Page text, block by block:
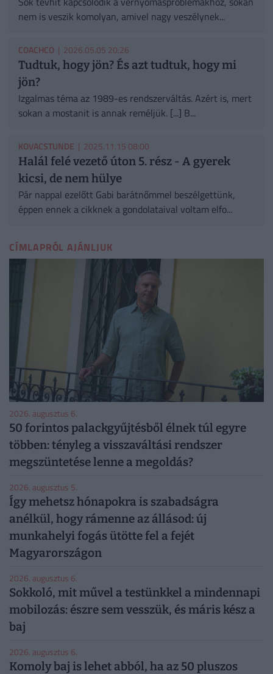
nem is veszik komolyan, amivel nagy veszélynek...
COACHCO | 2026.05.05 20:26
Tudtuk, hogy jön? És azt tudtuk, hogy mi
jön?
Izgalmas téma az 1989-es rendszerváltás. Azért is, mert
sokan a mostanit is annak reméljük. [...] B...
KOVACSTUNDE | 2025.11.15 08:00
Halál felé vezető úton 5. rész - A gyerek
kicsi, de nem hülye
Pár nappal ezelőtt Gabi barátnőmmel beszélgettünk,
éppen ennek a cikknek a gondolataival voltam elfo...
CÍMLAPRÓL AJÁNLJUK
2026. augusztus 6.
50 forintos palackgyűjtésből élnek túl egyre
többen: tényleg a visszaváltási rendszer
megszüntetése lenne a megoldás?
2026. augusztus 5.
Így mehetsz hónapokra is szabadságra
anélkül, hogy rámenne az állásod: új
munkahelyi fogás ütötte fel a fejét
Magyarországon
2026. augusztus 6.
Sokkoló, mit művel a testünkkel a mindennapi
mobilozás: észre sem vesszük, és máris kész a
baj
2026. augusztus 6.
Komoly baj is lehet abból, ha az 50 pluszos